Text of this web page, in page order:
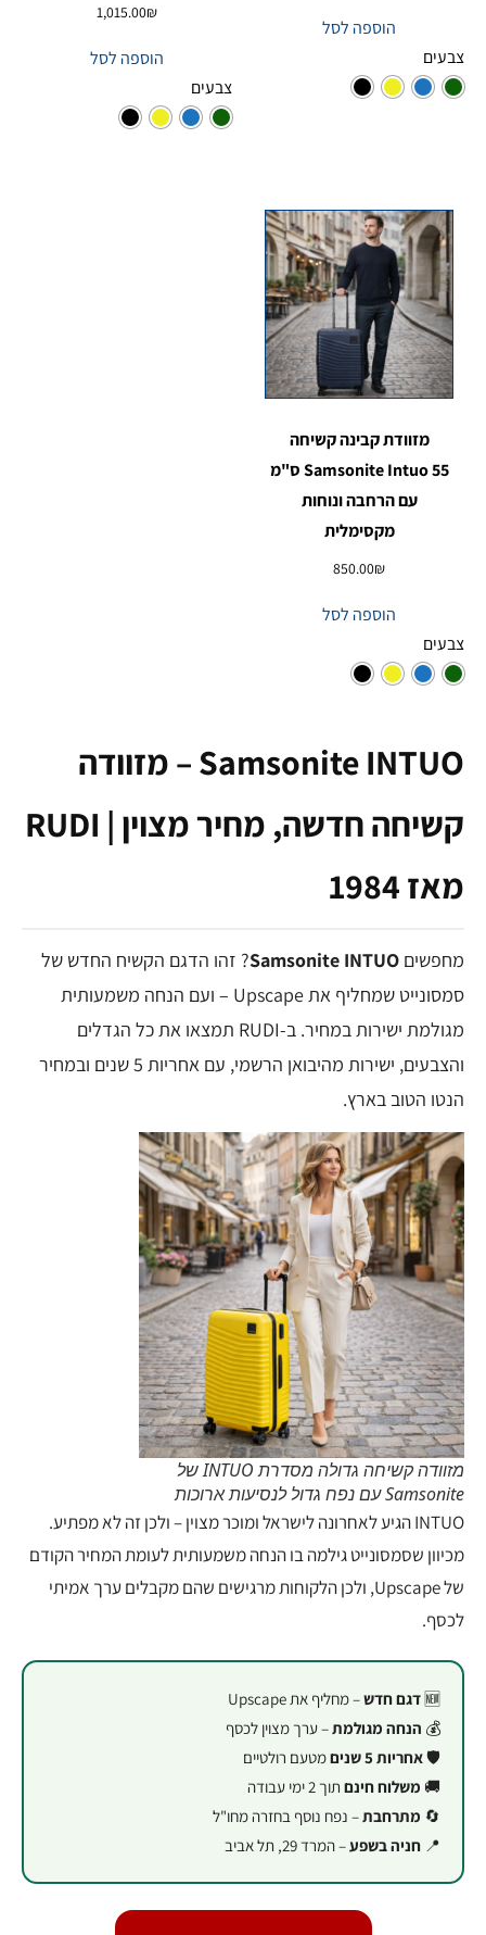
הוספה לסל
צבעים
1,015.00₪
הוספה לסל
צבעים
מזוודת קבינה קשיחה
Samsonite Intuo 55 ס"מ
עם הרחבה ונוחות
מקסימלית
850.00₪
הוספה לסל
צבעים
Samsonite INTUO – מזוודה
קשיחה חדשה, מחיר מצוין | RUDI
מאז 1984
מחפשים Samsonite INTUO? זהו הדגם הקשיח החדש של
סמסונייט שמחליף את Upscape – ועם הנחה משמעותית
מגולמת ישירות במחיר. ב-RUDI תמצאו את כל הגדלים
והצבעים, ישירות מהיבואן הרשמי, עם אחריות 5 שנים ובמחיר
הנטו הטוב בארץ.
מזוודה קשיחה גדולה מסדרת INTUO של
Samsonite עם נפח גדול לנסיעות ארוכות
INTUO הגיע לאחרונה לישראל ומוכר מצוין – ולכן זה לא מפתיע.
מכיוון שסמסונייט גילמה בו הנחה משמעותית לעומת המחיר הקודם
של Upscape, ולכן הלקוחות מרגישים שהם מקבלים ערך אמיתי
לכסף.
🆕דגם חדש– מחליף את Upscape
💰 הנחה מגולמת– ערך מצוין לכסף
🛡️אחריות 5 שנים
מטעם רולטיים
🚚 משלוח חינם תוך 2 ימי עבודה
🔄 מתרחבת– נפח נוסף בחזרה מחו"ל
📍 חניה בשפע– המרד 29, תל אביב